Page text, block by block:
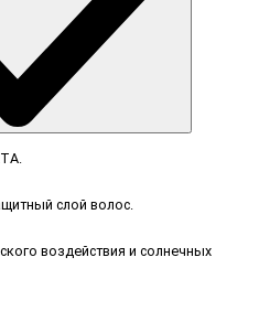
слой волос.
воздействия и солнечных